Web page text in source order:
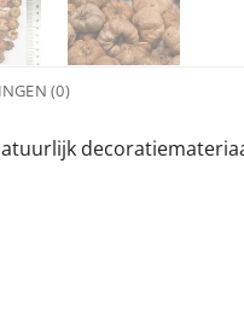
(0)